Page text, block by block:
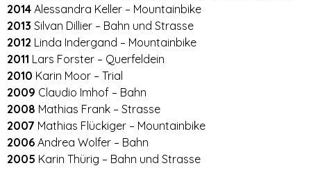
2014 Alessandra Keller – Mountainbike
2013 Silvan Dillier – Bahn und Strasse
2012 Linda Indergand – Mountainbike
2011 Lars Forster – Querfeldein
2010 Karin Moor – Trial
2009 Claudio Imhof – Bahn
2008 Mathias Frank – Strasse
2007 Mathias Flückiger – Mountainbike
2006 Andrea Wolfer – Bahn
2005 Karin Thürig – Bahn und Strasse